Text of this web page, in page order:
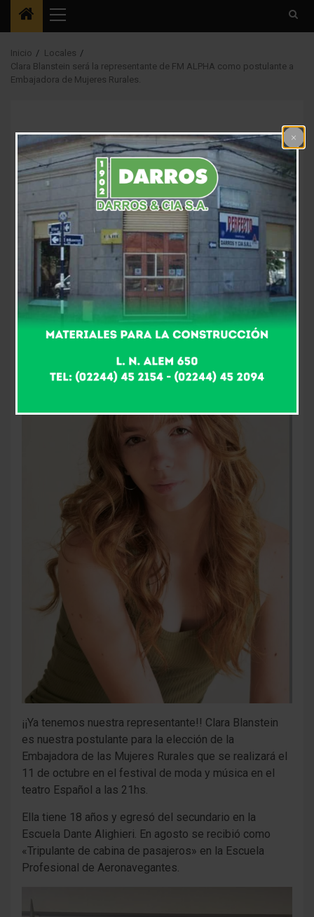
Menú
principal
Inicio
Locales
Clara Blanstein será la representante de FM ALPHA como postulante a
Embajadora de Mujeres Rurales.
Espectaculos Interés General Locales
Clara Blanstein será la
representante de FM
ALPHA como
postulante a
Embajadora de
Mujeres Rurales.
10 meses atrás Fm Alpha
¡¡Ya tenemos nuestra representante!! Clara Blanstein
es nuestra postulante para la elección de la
Embajadora de las Mujeres Rurales que se realizará el
11 de octubre en el festival de moda y música en el
teatro Español a las 21hs.
Ella tiene 18 años y egresó del secundario en la
Escuela Dante Alighieri. En agosto se recibió como
«Tripulante de cabina de pasajeros» en la Escuela
Profesional de Aeronavegantes.